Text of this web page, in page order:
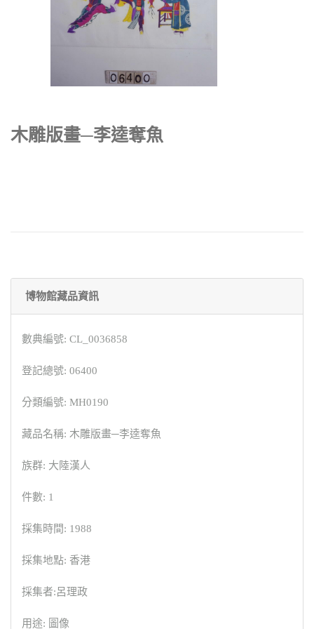
木雕版畫─李逵奪魚
博物館藏品資訊
數典編號: CL_0036858
登記總號: 06400
分類編號: MH0190
藏品名稱: 木雕版畫─李逵奪魚
族群: 大陸漢人
件數: 1
採集時間: 1988
採集地點: 香港
採集者:呂理政
用途: 圖像